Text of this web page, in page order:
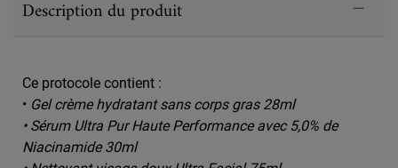
Description du produit
Ce protocole contient :
• Gel crème hydratant sans corps gras 28ml
• Sérum Ultra Pur Haute Performance avec 5,0% de
Niacinamide 30ml